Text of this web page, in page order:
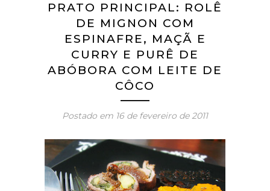
PRATO PRINCIPAL: ROLÊ
DE MIGNON COM
ESPINAFRE, MAÇÃ E
CURRY E PURÊ DE
ABÓBORA COM LEITE DE
CÔCO
Postado em 16 de fevereiro de 2011